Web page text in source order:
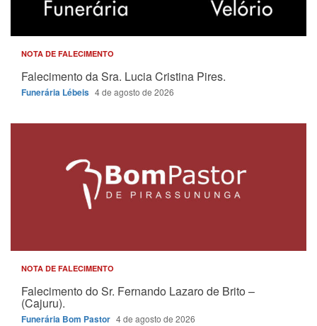
NOTA DE FALECIMENTO
Falecimento da Sra. Lucia Cristina Pires.
Funerária Lébeis 4 de agosto de 2026
NOTA DE FALECIMENTO
Falecimento do Sr. Fernando Lazaro de Brito –
(Cajuru).
Funerária Bom Pastor 4 de agosto de 2026